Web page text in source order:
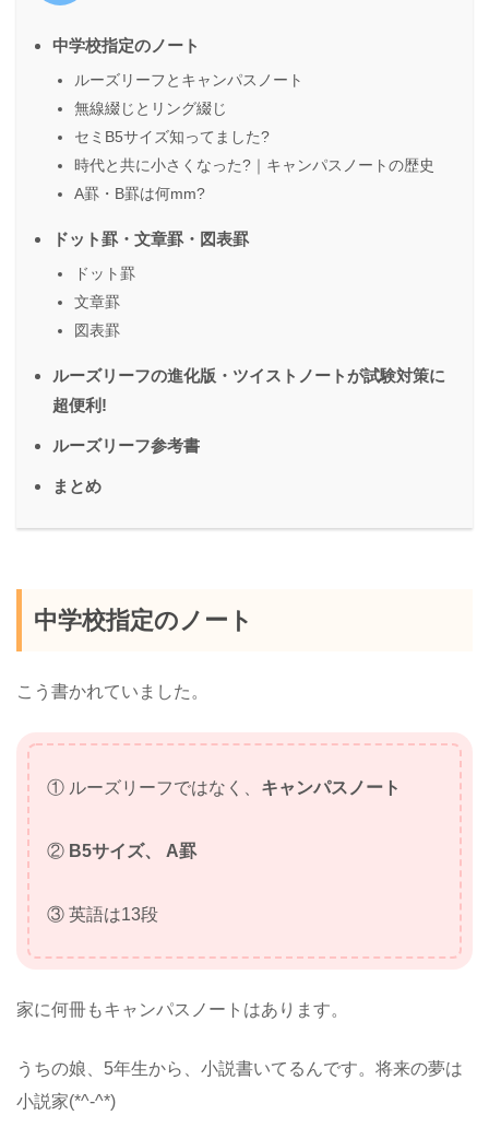
中学校指定のノート
ルーズリーフとキャンパスノート
無線綴じとリング綴じ
セミB5サイズ知ってました?
時代と共に小さくなった?｜キャンパスノートの歴史
A罫・B罫は何mm?
ドット罫・文章罫・図表罫
ドット罫
文章罫
図表罫
ルーズリーフの進化版・ツイストノートが試験対策に
超便利!
ルーズリーフ参考書
まとめ
中学校指定のノート
こう書かれていました。
① ルーズリーフではなく、 キャンパスノート
② B5サイズ、 A罫
③ 英語は13段
家に何冊もキャンパスノートはあります。
うちの娘、5年生から、小説書いてるんです。将来の夢は
小説家(*^-^*)